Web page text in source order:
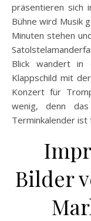
präsentieren sich
Bühne wird Musik
Minuten stehen
Blick wandert in
Klappschild mit
Konzert für
wenig, denn
Terminkalender ist
Bilder